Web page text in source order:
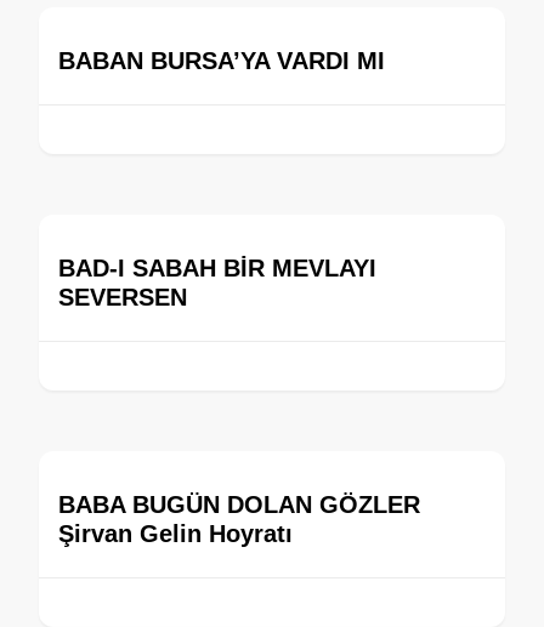
BABAN BURSA’YA VARDI MI
BAD-I SABAH BİR MEVLAYI
SEVERSEN
BABA BUGÜN DOLAN GÖZLER
Şirvan Gelin Hoyratı